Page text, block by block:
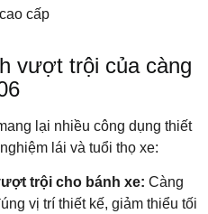
cấp
vượt trội của càng
lại nhiều công dụng thiết
lái và tuổi thọ xe:
trội cho bánh xe: Càng
vị trí thiết kế, giảm thiểu tối